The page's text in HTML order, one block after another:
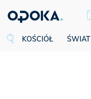
KOŚCIÓŁ ŚWIAT